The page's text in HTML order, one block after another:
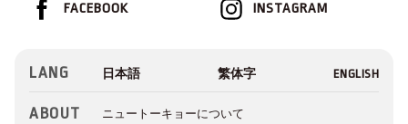
INSTAGRAM
FACEBOOK
LANG
ABOUT ニュートーキョーについて